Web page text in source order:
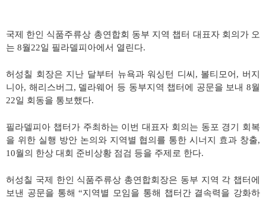
국제 한인 식품주류상 총연합회 동부 지역 챕터 대표자 회의가 오
는 8월22일 필라델피아에서 열린다.
허성칠 회장은 지난 달부터 뉴욕과 워싱턴 디씨, 볼티모어, 버지
니아, 해리스버그, 델라웨어 등 동부지역 챕터에 공문을 보내 8월
22일 회동을 통보했다.
필라델피아 챕터가 주최하는 이번 대표자 회의는 동포 경기 회복
을 위한 실행 방안 논의와 지역별 협의를 통한 시너지 효과 창출,
10월의 한상 대회 준비상황 점검 등을 주제로 한다.
허성칠 국제 한인 식품주류상 총연합회장은 동부 지역 각 챕터에
보낸 공문을 통해 “지역별 모임을 통해 챕터간 결속력을 강화하